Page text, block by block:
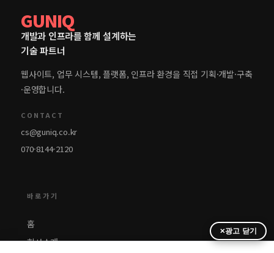
GUNIQ
개발과 인프라를 함께 설계하는
기술 파트너
웹사이트, 업무 시스템, 플랫폼, 인프라 환경을 직접 기획·개발·구축
·운영합니다.
CONTACT
cs@guniq.co.kr
070-8144-2120
바로가기
홈
회사소개
광고 닫기